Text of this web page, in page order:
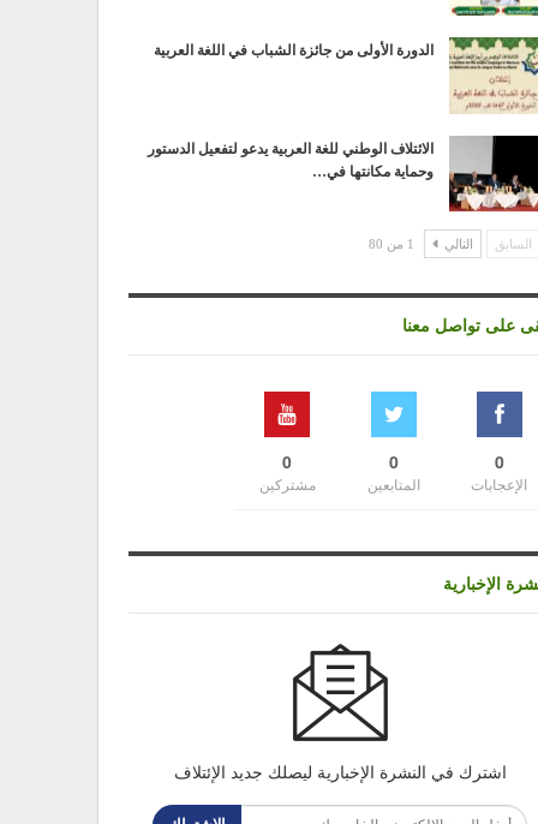
الدورة الأولى من جائزة الشباب في اللغة العربية
الائتلاف الوطني للغة العربية يدعو لتفعيل الدستور
وحماية مكانتها في…
السابق التالي 1 من 80
على تواصل معنا
0
الإعجابات
0
المتابعين
0
مشتركين
الإخبارية
اشترك في النشرة الإخبارية ليصلك جديد الإئتلاف